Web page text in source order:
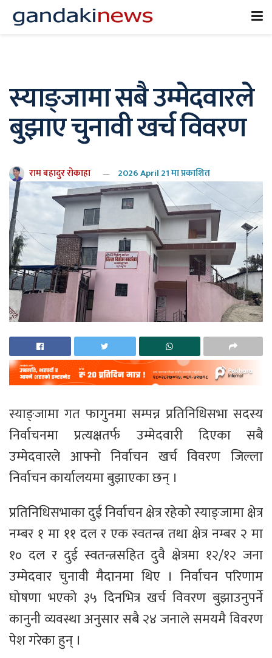
स्याङ्जामा सबै उम्मेदवारले
बुझाए चुनावी खर्च विवरण
राम बहादुर रोकाहा 2026 April 21 मा प्रकाशित
स्याङ्जामा गत फागुनमा सम्पन्न प्रतिनिधिसभा सदस्य
निर्वाचनमा प्रत्यक्षतर्फ उम्मेदवारी दिएका सबै
उम्मेदवारले आफ्नो निर्वाचन खर्च विवरण जिल्ला
निर्वाचन कार्यालयमा बुझाएका छन् ।
प्रतिनिधिसभाका दुई निर्वाचन क्षेत्र रहेको स्याङ्जामा क्षेत्र
नम्बर १ मा ११ दल र एक स्वतन्त्र तथा क्षेत्र नम्बर २ मा
१० दल र दुई स्वतन्त्रसहित दुवै क्षेत्रमा १२/१२ जना
उम्मेदवार चुनावी मैदानमा थिए । निर्वाचन परिणाम
घोषणा भएको ३५ दिनभित्र खर्च विवरण बुझाउनुपर्ने
कानुनी व्यवस्था अनुसार सबै २४ जनाले समयमै विवरण
पेश गरेका हुन् ।